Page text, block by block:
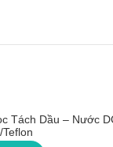
Tách Dầu – Nước
Teflon